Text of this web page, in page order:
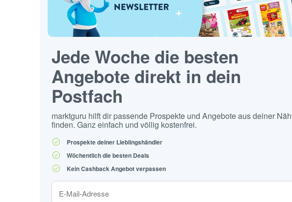
Jede Woche die besten
Angebote direkt in dein
Postfach
marktguru hilft dir passende Prospekte und Angebote aus deiner
finden. Ganz einfach und völlig kostenfrei.
Prospekte deiner Lieblingshändler
Wöchentlich die besten Deals
Kein Cashback Angebot verpassen